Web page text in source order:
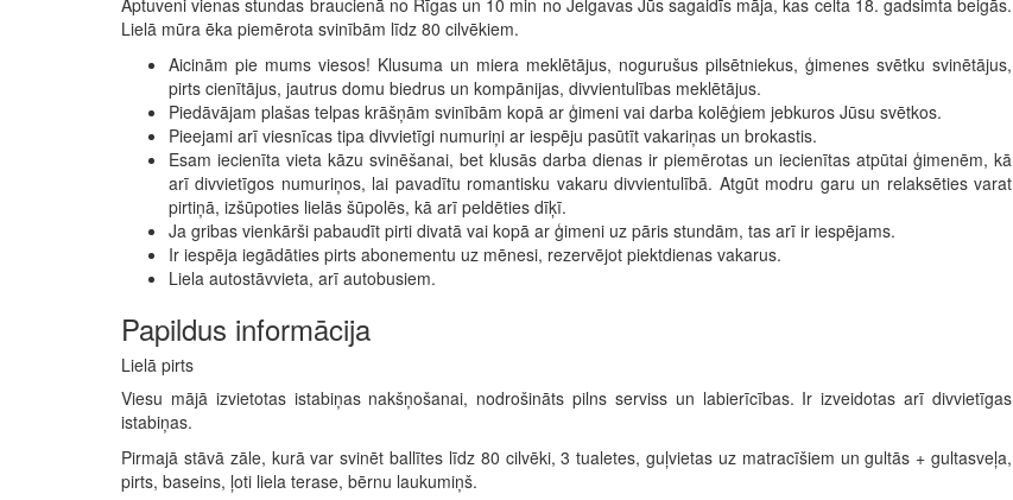
Lielā mūra ēka piemērota svinībām līdz 80 cilvēkiem.
Aicinām pie mums viesos! Klusuma un miera meklētājus, nogurušus pilsētniekus, ģimenes svētku svinētājus,
pirts cienītājus, jautrus domu biedrus un kompānijas, divvientulības meklētājus.
Piedāvājam plašas telpas krāšņām svinībām kopā ar ģimeni vai darba kolēģiem jebkuros Jūsu svētkos.
Pieejami arī viesnīcas tipa divvietīgi numuriņi ar iespēju pasūtīt vakariņas un brokastis.
Esam iecienīta vieta kāzu svinēšanai, bet klusās darba dienas ir piemērotas un iecienītas atpūtai ģimenēm, kā
arī divvietīgos numuriņos, lai pavadītu romantisku vakaru divvientulībā. Atgūt modru garu un relaksēties varat
pirtiņā, izšūpoties lielās šūpolēs, kā arī peldēties dīķī.
Ja gribas vienkārši pabaudīt pirti divatā vai kopā ar ģimeni uz pāris stundām, tas arī ir iespējams.
Ir iespēja iegādāties pirts abonementu uz mēnesi, rezervējot piektdienas vakarus.
Liela autostāvvieta, arī autobusiem.
Papildus informācija
Lielā pirts
Viesu mājā izvietotas istabiņas nakšņošanai, nodrošināts pilns serviss un labierīcības. Ir izveidotas arī divvietīgas
istabiņas.
Pirmajā stāvā zāle, kurā var svinēt ballītes līdz 80 cilvēki, 3 tualetes, guļvietas uz matracīšiem un gultās + gultasveļa,
pirts, baseins, ļoti liela terase, bērnu laukumiņš.